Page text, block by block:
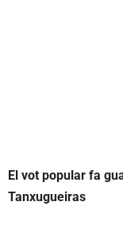
El vot popular fa
Tanxugueiras